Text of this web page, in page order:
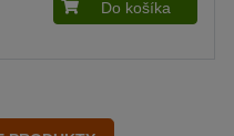
Do košíka